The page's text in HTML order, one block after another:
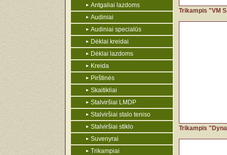
Antgaliai lazdoms
Audiniai
Audiniai specialūs
Dėklai kreidai
Dėklai lazdoms
Kreida
Pirštinės
Skaitikliai
Stalviršiai LMDP
Stalviršiai stalo teniso
Stalviršiai stiklo
Suvenyrai
Trikampiai
Trikampis "VM
Trikampis